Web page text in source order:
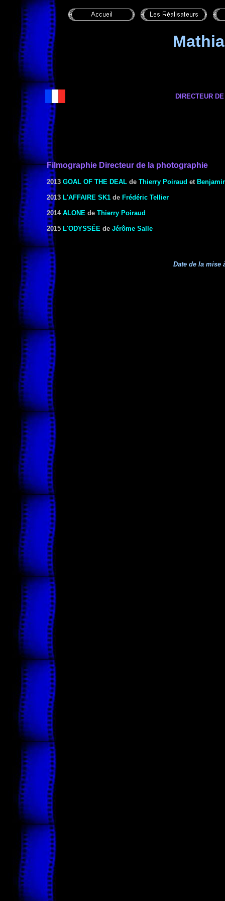
DIRECTEUR
Filmographie Directeur de la photographie
2013 GOAL OF THE DEAL de Thierry Poiraud et
2013 L'AFFAIRE SK1 de Frédéric Tellier
2014 ALONE de Thierry Poiraud
2015 L'ODYSSÉE de Jérôme Salle
Date de la